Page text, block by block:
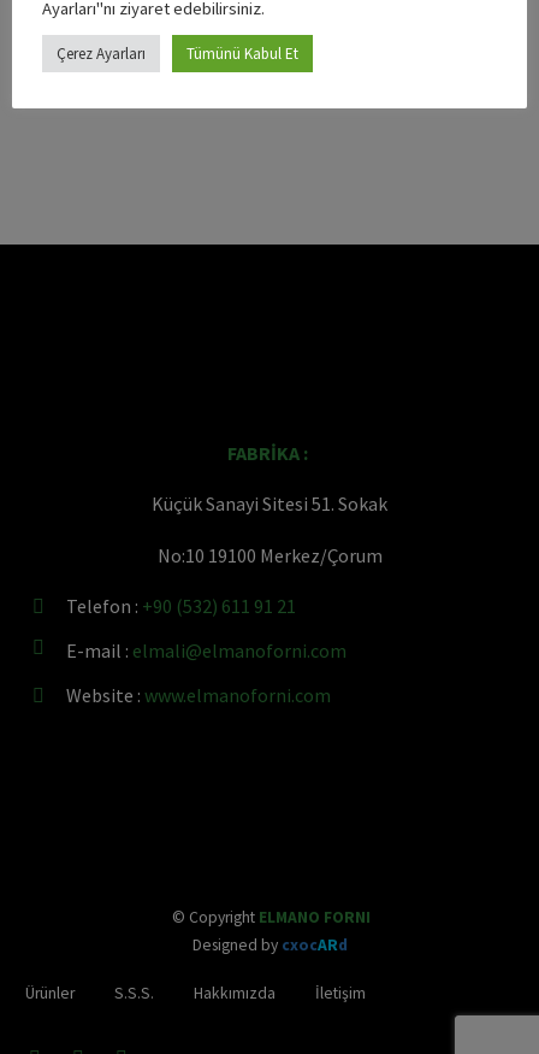
FABRİKA :
Küçük Sanayi Sitesi 51. Sokak
No:10 19100 Merkez/Çorum

 Telefon : +90 (532) 611 91 21

 E-mail : elmali@elmanoforni.com

 Website : www.elmanoforni.com
© Copyright ELMANO FORNI
Designed by cxocARd
Ürünler S.S.S. Hakkımızda İletişim
Ayarları"nı ziyaret edebilirsiniz.
Çerez Ayarları Tümünü Kabul Et